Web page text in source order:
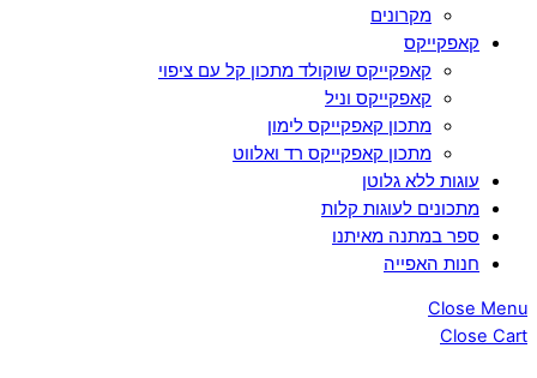
מקרונים
קאפקייקס
קאפקייקס שוקולד מתכון קל עם ציפוי
קאפקייקס וניל
מתכון קאפקייקס לימון
מתכון קאפקייקס רד ואלווט
עוגות ללא גלוטן
מתכונים לעוגות קלות
ספר במתנה מאיתנו
חנות האפייה
Close Menu
Close Cart